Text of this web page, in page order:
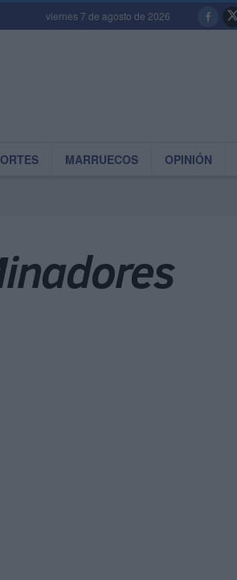
viernes 7 de agosto de 2026
MARRUECOS OPINIÓN